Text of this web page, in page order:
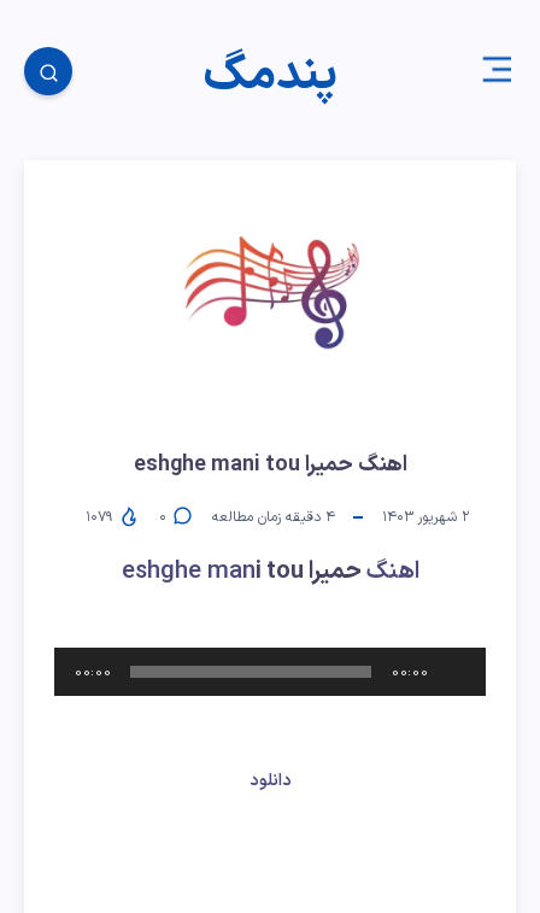
پندمگ
اهنگ حمیرا eshghe mani tou
۲ شهریور ۱۴۰۳ ۴ دقیقه زمان مطالعه ۰
اهنگحمیرا eshghe mani tou
صوت
00:00
00:00
دانلود